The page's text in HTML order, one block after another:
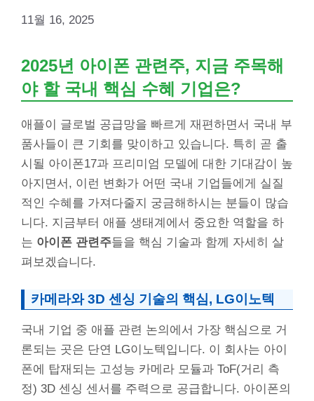
11월 16, 2025
2025년 아이폰 관련주, 지금 주목해
야 할 국내 핵심 수혜 기업은?
애플이 글로벌 공급망을 빠르게 재편하면서 국내 부
품사들이 큰 기회를 맞이하고 있습니다. 특히 곧 출
시될 아이폰17과 프리미엄 모델에 대한 기대감이 높
아지면서, 이런 변화가 어떤 국내 기업들에게 실질
적인 수혜를 가져다줄지 궁금해하시는 분들이 많습
니다. 지금부터 애플 생태계에서 중요한 역할을 하
는 아이폰 관련주들을 핵심 기술과 함께 자세히 살
펴보겠습니다.
카메라와 3D 센싱 기술의 핵심, LG이노텍
국내 기업 중 애플 관련 논의에서 가장 핵심으로 거
론되는 곳은 단연 LG이노텍입니다. 이 회사는 아이
폰에 탑재되는 고성능 카메라 모듈과 ToF(거리 측
정) 3D 센싱 센서를 주력으로 공급합니다. 아이폰의